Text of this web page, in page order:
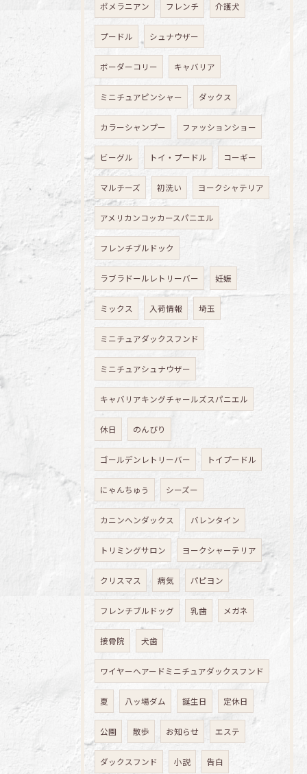
ポメラニアン フレンチ 介護犬
プードル シュナウザー
ボーダーコリー キャバリア
ミニチュアピンシャー ダックス
カラーシャンプー ファッションショー
ビーグル トイ・プードル コーギー
マルチーズ 初洗い ヨークシャテリア
アメリカンコッカースパニエル
フレンチブルドック
ラブラドールレトリーバー 妊娠
ミックス 入荷情報 埼玉
ミニチュアダックスフンド
ミニチュアシュナウザー
キャバリアキングチャールズスパニエル
休日 のんびり
ゴールデンレトリーバー トイプードル
にゃんちゅう シーズー
カニンヘンダックス バレンタイン
トリミングサロン ヨークシャーテリア
クリスマス 病気 パピヨン
フレンチブルドッグ 乳歯 メガネ
接骨院 犬歯
ワイヤーヘアードミニチュアダックスフンド
夏 八ッ場ダム 誕生日 定休日
公園 散歩 お知らせ エステ
ダックスフンド 小説 告白